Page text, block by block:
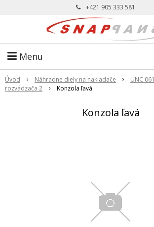
+421 905 333 581
Menu
Úvod Náhradné diely na nakladače UNC 061
rozvádzača 2
Konzola ľavá
Konzola ľavá